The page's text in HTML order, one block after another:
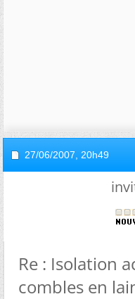
27/06/2007, 20h49
Re : Isolation
combles en